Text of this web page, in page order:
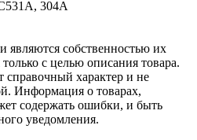
304A
являются собственностью их
с целью описания товара.
характер и не
Информация о товарах,
содержать ошибки, и быть
уведомления.